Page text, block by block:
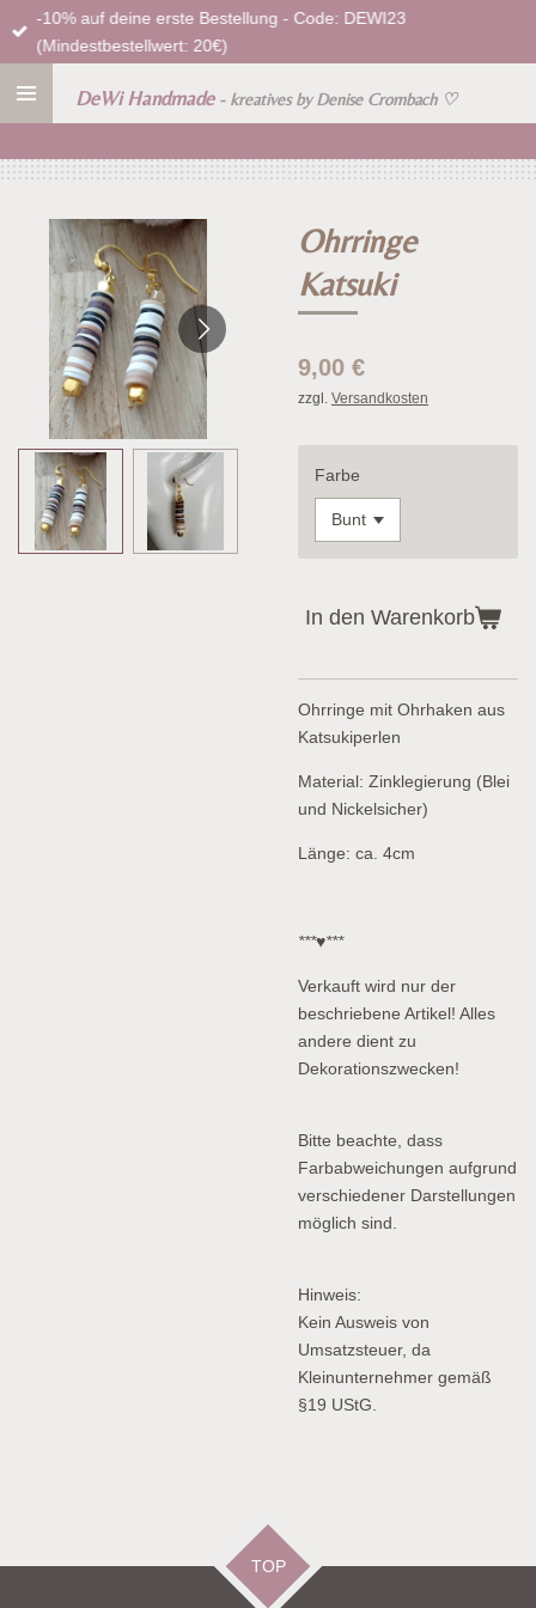
Zum
Hauptinhalt
DeWi Handmade - kreatives by Denise Crombach ♡
-10% auf deine erste Bestellung - Code: DEWI23
(Mindestbestellwert: 20€)
Ohrringe
Katsuki
9,00 €
zzgl. Versandkosten
Farbe
In den Warenkorb
Ohrringe mit Ohrhaken aus
Katsukiperlen
Material: Zinklegierung (Blei
und Nickelsicher)
Länge: ca. 4cm
***♥***
Verkauft wird nur der
beschriebene Artikel! Alles
andere dient zu
Dekorationszwecken!
Bitte beachte, dass
Farbabweichungen aufgrund
verschiedener Darstellungen
möglich sind.
Hinweis:
Kein Ausweis von
Umsatzsteuer, da
Kleinunternehmer gemäß
§19 UStG.
TOP